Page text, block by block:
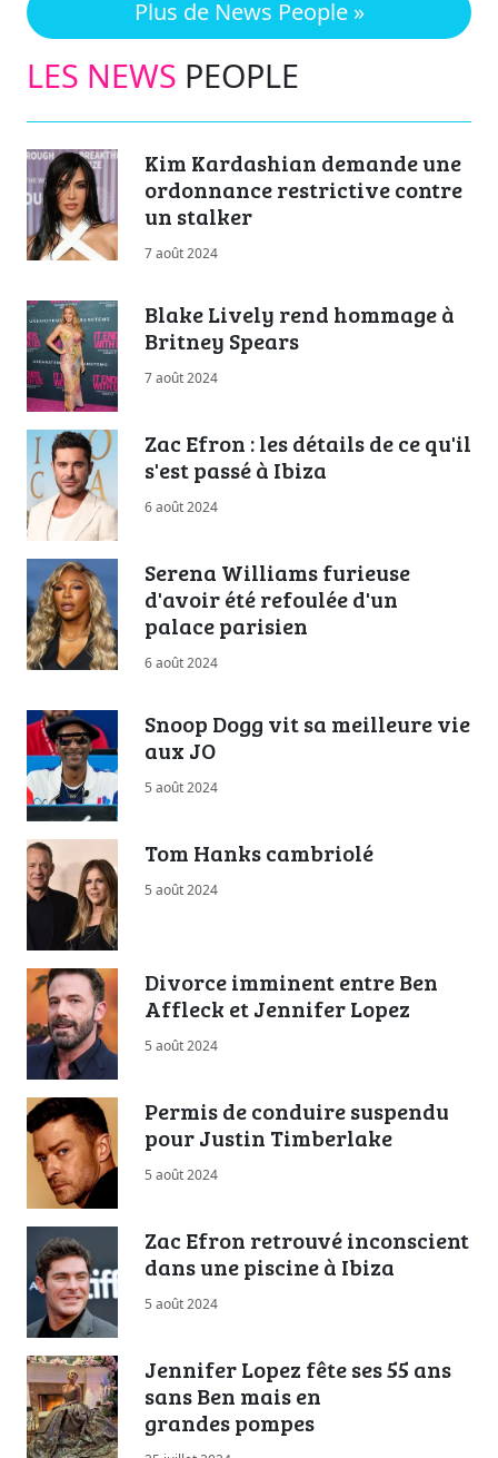
Plus de News People »
LES NEWS PEOPLE
Kim Kardashian demande une
ordonnance restrictive contre
un stalker
7 août 2024
Blake Lively rend hommage à
Britney Spears
7 août 2024
Zac Efron : les détails de ce qu'il
s'est passé à Ibiza
6 août 2024
Serena Williams furieuse
d'avoir été refoulée d'un
palace parisien
6 août 2024
Snoop Dogg vit sa meilleure vie
aux JO
5 août 2024
Tom Hanks cambriolé
5 août 2024
Divorce imminent entre Ben
Affleck et Jennifer Lopez
5 août 2024
Permis de conduire suspendu
pour Justin Timberlake
5 août 2024
Zac Efron retrouvé inconscient
dans une piscine à Ibiza
5 août 2024
Jennifer Lopez fête ses 55 ans
sans Ben mais en
grandes pompes